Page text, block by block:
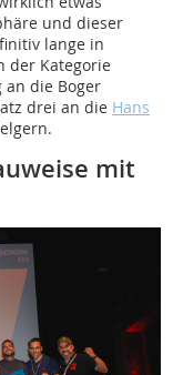
und dieser
lange in
der Kategorie
an die Boger
drei an die Hans
mit